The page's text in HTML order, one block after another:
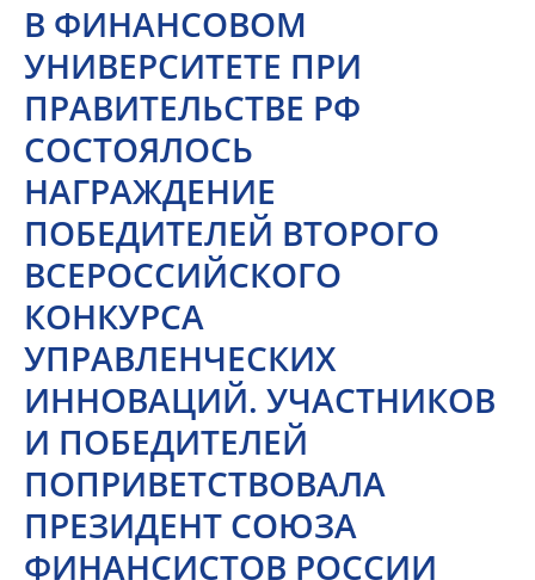
В ФИНАНСОВОМ
УНИВЕРСИТЕТЕ ПРИ
ПРАВИТЕЛЬСТВЕ РФ
СОСТОЯЛОСЬ
НАГРАЖДЕНИЕ
ПОБЕДИТЕЛЕЙ ВТОРОГО
ВСЕРОССИЙСКОГО
КОНКУРСА
УПРАВЛЕНЧЕСКИХ
ИННОВАЦИЙ. УЧАСТНИКОВ
И ПОБЕДИТЕЛЕЙ
ПОПРИВЕТСТВОВАЛА
ПРЕЗИДЕНТ СОЮЗА
ФИНАНСИСТОВ РОССИИ